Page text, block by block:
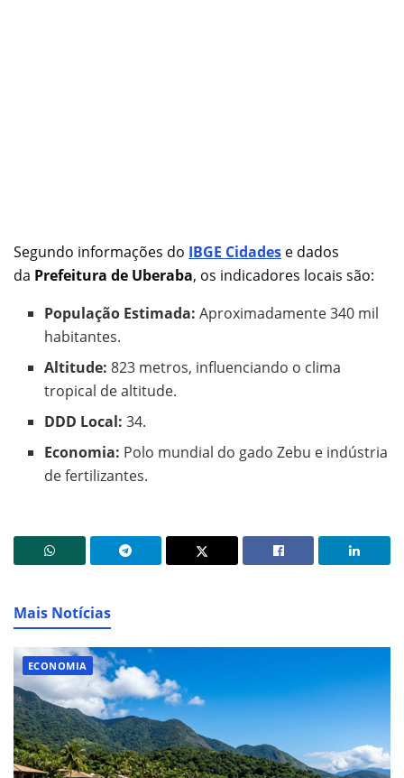
Segundo informações do IBGE Cidades e dados
da Prefeitura de Uberaba, os indicadores locais são:
População Estimada: Aproximadamente 340 mil
habitantes.
Altitude: 823 metros, influenciando o clima
tropical de altitude.
DDD Local: 34.
Economia: Polo mundial do gado Zebu e indústria
de fertilizantes.
Mais Notícias
ECONOMIA